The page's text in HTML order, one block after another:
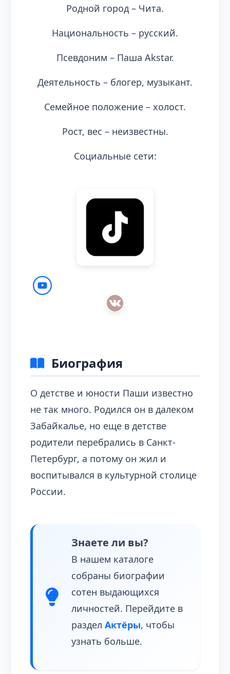
Родной город – Чита.
Национальность – русский.
Псевдоним – Паша Akstar.
Деятельность – блогер, музыкант.
Семейное положение – холост.
Рост, вес – неизвестны.
Социальные сети:
Биография
О детстве и юности Паши известно
не так много. Родился он в далеком
Забайкалье, но еще в детстве
родители перебрались в Санкт-
Петербург, а потому он жил и
воспитывался в культурной столице
России.
Знаете ли вы?
В нашем каталоге
собраны биографии
сотен выдающихся
личностей. Перейдите в
разделАктёры, чтобы
узнать больше.